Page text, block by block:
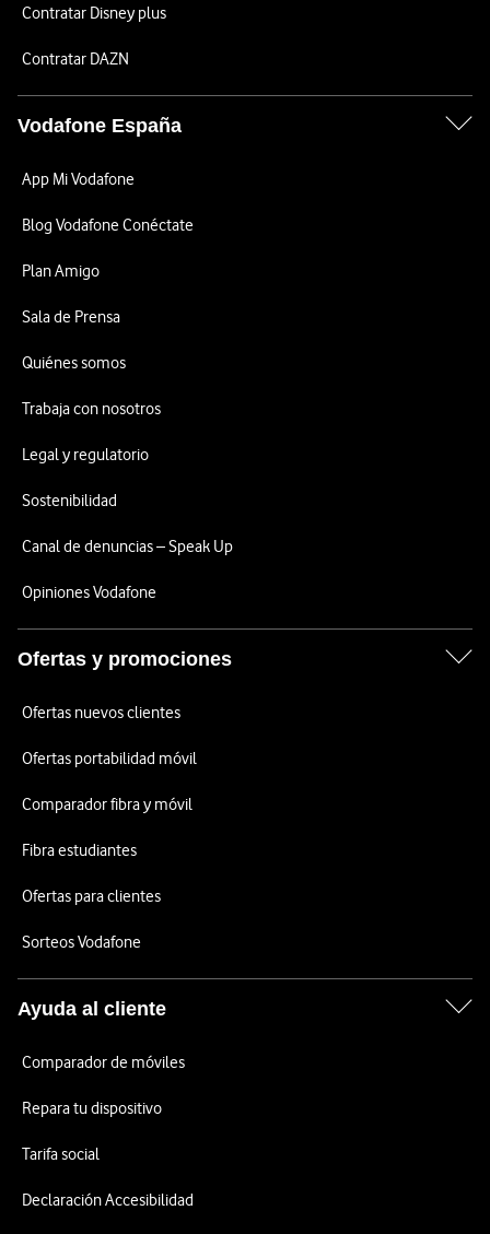
Contratar Disney plus
Contratar DAZN
Vodafone España
App Mi Vodafone
Blog Vodafone Conéctate
Plan Amigo
Sala de Prensa
Quiénes somos
Trabaja con nosotros
Legal y regulatorio
Sostenibilidad
Canal de denuncias – Speak Up
Opiniones Vodafone
Ofertas y promociones
Ofertas nuevos clientes
Ofertas portabilidad móvil
Comparador fibra y móvil
Fibra estudiantes
Ofertas para clientes
Sorteos Vodafone
Ayuda al cliente
Comparador de móviles
Repara tu dispositivo
Tarifa social
Declaración Accesibilidad